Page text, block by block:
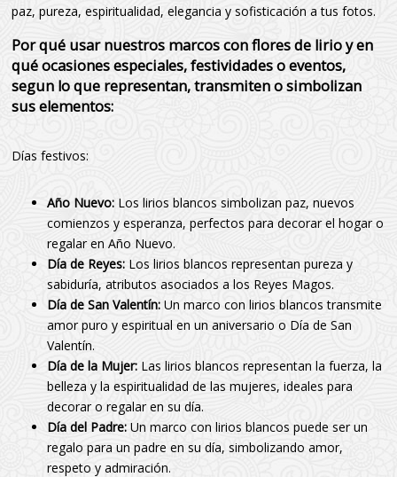
paz, pureza, espiritualidad, elegancia y sofisticación a tus fotos.
Por qué usar nuestros marcos con flores de lirio y en
qué ocasiones especiales, festividades o eventos,
segun lo que representan, transmiten o simbolizan
sus elementos:
Días festivos:
Año Nuevo: Los lirios blancos simbolizan paz, nuevos
comienzos y esperanza, perfectos para decorar el hogar o
regalar en Año Nuevo.
Día de Reyes: Los lirios blancos representan pureza y
sabiduría, atributos asociados a los Reyes Magos.
Día de San Valentín: Un marco con lirios blancos transmite
amor puro y espiritual en un aniversario o Día de San
Valentín.
Día de la Mujer: Las lirios blancos representan la fuerza, la
belleza y la espiritualidad de las mujeres, ideales para
decorar o regalar en su día.
Día del Padre: Un marco con lirios blancos puede ser un
regalo para un padre en su día, simbolizando amor,
respeto y admiración.